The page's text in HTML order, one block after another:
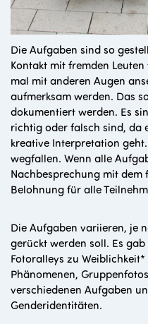
Die Aufgaben sind so
Kontakt mit fremden
mal mit anderen Augen
aufmerksam werden. Das
dokumentiert werden. Es
richtig oder falsch sind, da
kreative Interpretation
wegfallen. Wenn alle
Nachbesprechung mit dem
Belohnung für alle
Die Aufgaben variieren, je
gerückt werden soll. Es
Fotoralleys zu
Phänomenen,
verschiedenen Aufgaben
Genderidentitäten.